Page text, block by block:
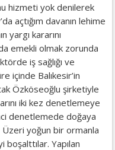
hizmeti yok denilerek
açtığım davanın lehime
yargı kararını
emekli olmak zorunda
iş sağlığı ve
içinde Balıkesir’in
Özköseoğlu şirketiyle
iki kez denetlemeye
denetlemede doğaya
Üzeri yoğun bir ormanla
boşalttılar. Yapılan